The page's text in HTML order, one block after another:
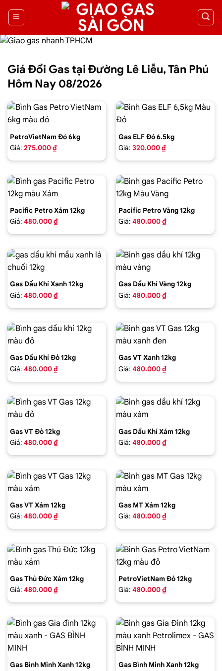
Giá Đổi Gas tại Đường Lê Liễu, Tân Phú
Hôm Nay 08/2026
PetroVietNam Đỏ 6kg
Giá: 275.000 ₫
Gas ELF Đỏ 6.5kg
Giá: 320.000 ₫
Pacific Petro Xám 12kg
Giá: 480.000 ₫
Pacific Petro Vàng 12kg
Giá: 480.000 ₫
Gas Dầu Khí Xanh 12kg
Giá: 480.000 ₫
Gas Dầu Khí Vàng 12kg
Giá: 480.000 ₫
Gas Dầu Khí Đỏ 12kg
Giá: 480.000 ₫
Gas VT Xanh 12kg
Giá: 480.000 ₫
Gas VT Đỏ 12kg
Giá: 480.000 ₫
Gas Dầu Khí Xám 12kg
Giá: 480.000 ₫
Gas VT Xám 12kg
Giá: 480.000 ₫
Gas MT Xám 12kg
Giá: 480.000 ₫
Gas Thủ Đức Xám 12kg
Giá: 480.000 ₫
PetroVietNam Đỏ 12kg
Giá: 480.000 ₫
Gas Bình Minh Xanh 12kg
Gas Bình Minh Xanh 12kg